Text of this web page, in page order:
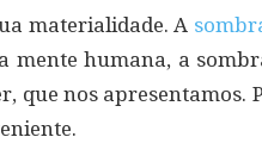
materialidade. A
mente humana, a
que nos apresentamos.